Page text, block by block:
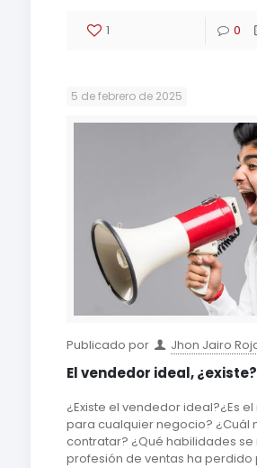
1 0
5 de febrero de 2025
Publicado por Jhon Jairo
El vendedor ideal, ¿existe?
¿Existe el vendedor ideal?¿Es
para cualquier negocio? ¿Cuál
contratar? ¿Qué habilidades se
profesión de ventas ha perdido